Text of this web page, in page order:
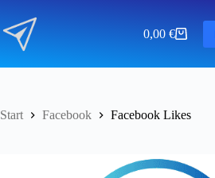
Inhalt
springen
Warenkorb
0,00€
Start Facebook Facebook Likes